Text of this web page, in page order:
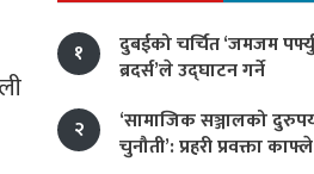
१
दुबईको चर्चित ‘जमजम
ब्रदर्स’ले उद्घाटन गर्ने
२
‘सामाजिक सञ्जालको
चुनौती’: प्रहरी प्रवक्ता काफ्ले